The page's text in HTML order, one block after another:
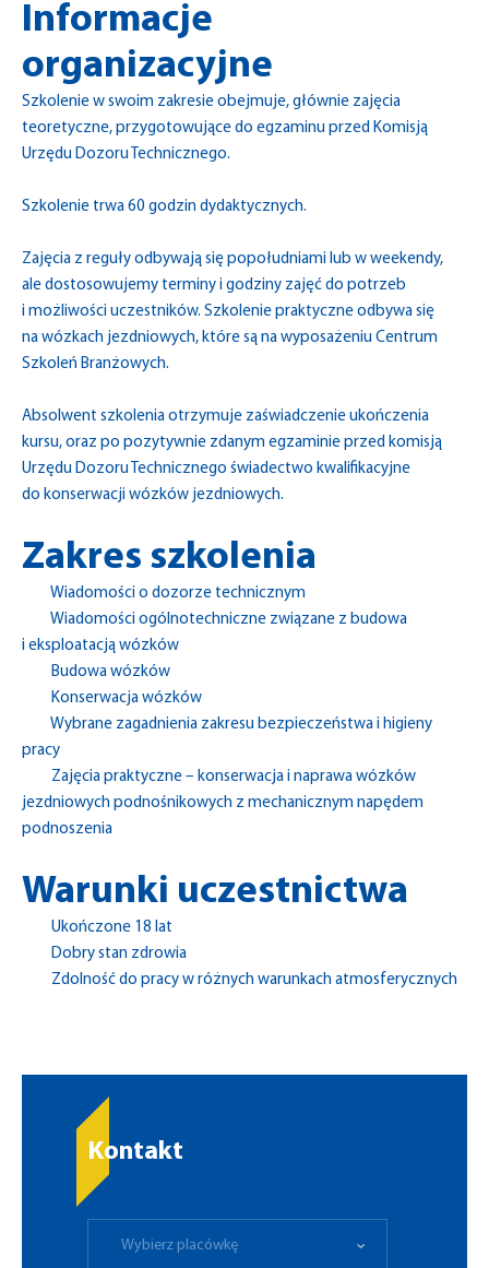
Informacje
organizacyjne
Szkolenie w swoim zakresie obejmuje, głównie zajęcia
teoretyczne, przygotowujące do egzaminu przed Komisją
Urzędu Dozoru Technicznego.
Szkolenie trwa 60 godzin dydaktycznych.
Zajęcia z reguły odbywają się popołudniami lub w weekendy,
ale dostosowujemy terminy i godziny zajęć do potrzeb
i możliwości uczestników. Szkolenie praktyczne odbywa się
na wózkach jezdniowych, które są na wyposażeniu Centrum
Szkoleń Branżowych.
Absolwent szkolenia otrzymuje zaświadczenie ukończenia
kursu, oraz po pozytywnie zdanym egzaminie przed komisją
Urzędu Dozoru Technicznego świadectwo kwalifikacyjne
do konserwacji wózków jezdniowych.
Zakres szkolenia
Wiadomości o dozorze technicznym
Wiadomości ogólnotechniczne związane z budowa
i eksploatacją wózków
Budowa wózków
Konserwacja wózków
Wybrane zagadnienia zakresu bezpieczeństwa i higieny
pracy
Zajęcia praktyczne – konserwacja i naprawa wózków
jezdniowych podnośnikowych z mechanicznym napędem
podnoszenia
Warunki uczestnictwa
Ukończone 18 lat
Dobry stan zdrowia
Zdolność do pracy w różnych warunkach atmosferycznych
Kontakt
Wybierz placówkę